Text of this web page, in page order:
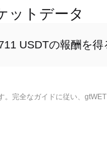
ットデータ
USDTの報酬を得
。完全なガイドに従い、